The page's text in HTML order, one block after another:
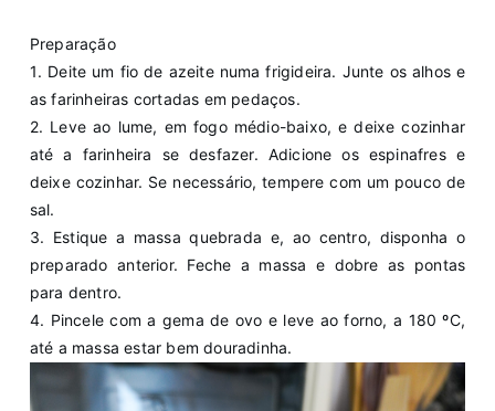
Preparação
1️. Deite um fio de azeite numa frigideira. Junte os alhos e
as farinheiras cortadas em pedaços.
2️. Leve ao lume, em fogo médio-baixo, e deixe cozinhar
até a farinheira se desfazer. Adicione os espinafres e
deixe cozinhar. Se necessário, tempere com um pouco de
sal.
3️. Estique a massa quebrada e, ao centro, disponha o
preparado anterior. Feche a massa e dobre as pontas
para dentro.
4️. Pincele com a gema de ovo e leve ao forno, a 180 ºC,
até a massa estar bem douradinha.